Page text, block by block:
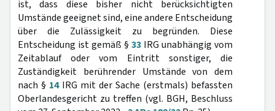
ist, dass diese bisher nicht berücksichtigten
Umstände geeignet sind, eine andere Entscheidung
über die Zulässigkeit zu begründen. Diese
Entscheidung ist gemäß § 33 IRG unabhängig vom
Zeitablauf oder vom Eintritt sonstiger, die
Zuständigkeit berührender Umstände von dem
nach § 14IRG mit der Sache (erstmals) befassten
Oberlandesgericht zu treffen (vgl. BGH, Beschluss